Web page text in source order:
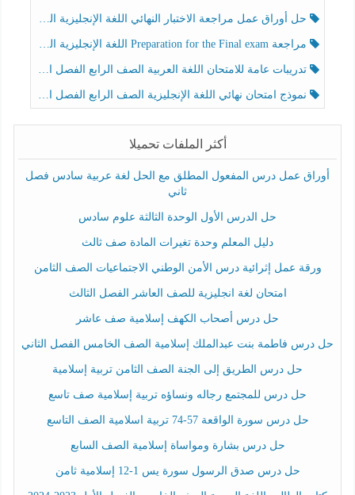
حل أوراق عمل مراجعة الاختبار النهائي اللغة الإنجليزية الصف الرابع الفصل الثالث
مراجعة Preparation for the Final exam اللغة الإنجليزية الصف الرابع الفصل الثالث
تدريبات عامة للامتحان اللغة العربية الصف الرابع الفصل الثالث
نموذج امتحان نهائي اللغة الإنجليزية الصف الرابع الفصل الثالث
أكثر الملفات تحميلا
أوراق عمل درس المفعول المطلق مع الحل لغة عربية سادس فصل
ثاني
حل الدرس الأول الوحدة الثالثة علوم سادس
دليل المعلم وحدة تغيرات المادة صف ثالث
ورقة عمل إثرائية درس الأمن الوطني الاجتماعيات الصف الثامن
امتحان لغة انجليزية للصف العاشر الفصل الثالث
حل درس أصحاب الكهف إسلامية صف عاشر
حل درس فاطمة بنت عبدالملك إسلامية الصف الخامس الفصل الثاني
حل درس الطريق إلى الجنة الصف الثامن تربية إسلامية
حل درس للمجتمع رجاله ونساؤه تربية إسلامية صف تاسع
حل درس سورة الواقعة 57-74 تربية اسلامية الصف التاسع
حل درس بشارة ومواساة إسلامية الصف السابع
حل درس صدق الرسول سورة يس 1-12 إسلامية ثامن